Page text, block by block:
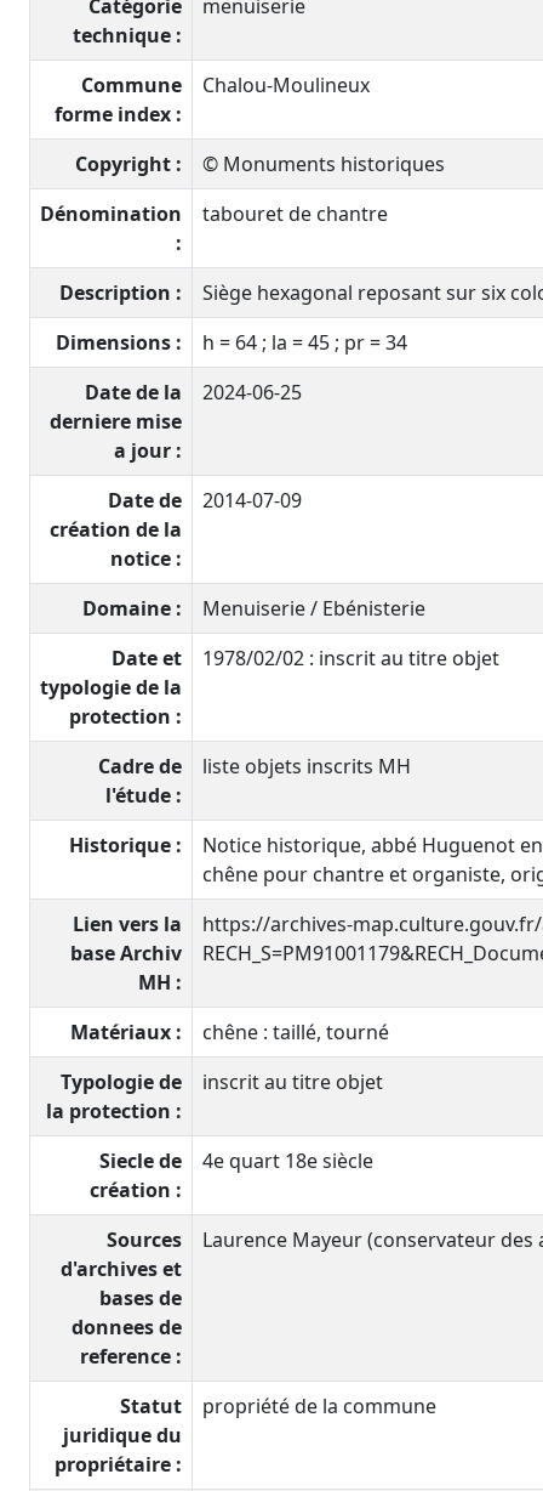
Catégorie
technique :
menuiserie
Commune
forme index :
Chalou-Moulineux
Copyright :
© Monuments historiques
Dénomination
:
tabouret de chantre
Description :
Siège hexagonal reposant sur six
Dimensions :
h = 64 ; la = 45 ; pr = 34
Date de la
derniere mise
a jour :
2024-06-25
Date de
création de la
notice :
2014-07-09
Domaine :
Menuiserie / Ebénisterie
Date et
typologie de la
protection :
1978/02/02 : inscrit au titre objet
Cadre de
l'étude :
liste objets inscrits MH
Historique :
Notice historique, abbé Huguenot
chêne pour chantre et organiste,
Lien vers la
base Archiv
MH :
https://archives-
Matériaux :
chêne : taillé, tourné
Typologie de
la protection :
inscrit au titre objet
Siecle de
création :
4e quart 18e siècle
Sources
d'archives et
bases de
donnees de
reference :
Laurence Mayeur (conservateur
Statut
juridique du
propriétaire :
propriété de la commune